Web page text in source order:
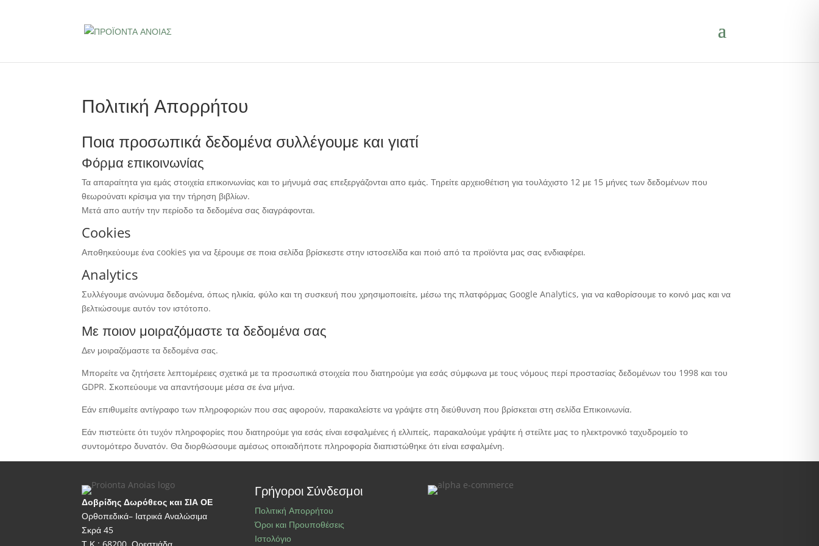
Πολιτική Απορρήτου
Ποια προσωπικά δεδομένα συλλέγουμε και γιατί
Φόρμα επικοινωνίας
Τα απαραίτητα για εμάς στοιχεία επικοινωνίας και το μήνυμά σας επεξεργάζονται απο εμάς. Τηρείτε αρχειοθέτιση για τουλάχιστο 12 με 15 μήνες των δεδομένων που
θεωρούνατι κρίσιμα για την τήρηση βιβλίων.
Μετά απο αυτήν την περίοδο τα δεδομένα σας διαγράφονται.
Cookies
Αποθηκεύουμε ένα cookies για να ξέρουμε σε ποια σελίδα βρίσκεστε στην ιστοσελίδα και ποιό από τα προϊόντα μας σας ενδιαφέρει.
Analytics
Συλλέγουμε ανώνυμα δεδομένα, όπως ηλικία, φύλο και τη συσκευή που χρησιμοποιείτε, μέσω της πλατφόρμας Google Analytics, για να καθορίσουμε το κοινό μας και να
βελτιώσουμε αυτόν τον ιστότοπο.
Με ποιον μοιραζόμαστε τα δεδομένα σας
Δεν μοιραζόμαστε τα δεδομένα σας.
Μπορείτε να ζητήσετε λεπτομέρειες σχετικά με τα προσωπικά στοιχεία που διατηρούμε για εσάς σύμφωνα με τους νόμους περί προστασίας δεδομένων του 1998 και του
GDPR. Σκοπεύουμε να απαντήσουμε μέσα σε ένα μήνα.
Εάν επιθυμείτε αντίγραφο των πληροφοριών που σας αφορούν, παρακαλείστε να γράψτε στη διεύθυνση που βρίσκεται στη σελίδα Επικοινωνία.
Εάν πιστεύετε ότι τυχόν πληροφορίες που διατηρούμε για εσάς είναι εσφαλμένες ή ελλιπείς, παρακαλούμε γράψτε ή στείλτε μας το ηλεκτρονικό ταχυδρομείο το
συντομότερο δυνατόν. Θα διορθώσουμε αμέσως οποιαδήποτε πληροφορία διαπιστώθηκε ότι είναι εσφαλμένη.
Δοβρίδης Δωρόθεος και ΣΙΑ ΟΕ
Ορθοπεδικά– Ιατρικά Αναλώσιμα
Σκρά 45
Γρήγοροι Σύνδεσμοι
Πολιτική Απορρήτου
Όροι και Προυποθέσεις
Ιστολόγιο